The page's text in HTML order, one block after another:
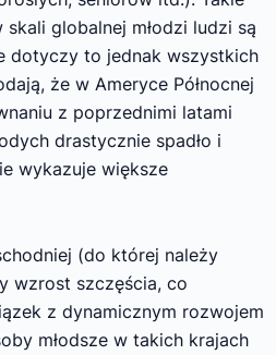
skali globalnej młodzi ludzi są
dotyczy to jednak wszystkich
że w Ameryce Północnej
z poprzednimi latami
drastycznie spadło i
wykazuje większe
(do której należy
wzrost szczęścia, co
z dynamicznym rozwojem
młodsze w takich krajach